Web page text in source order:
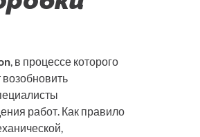
, в процессе которого
работ. Как правило